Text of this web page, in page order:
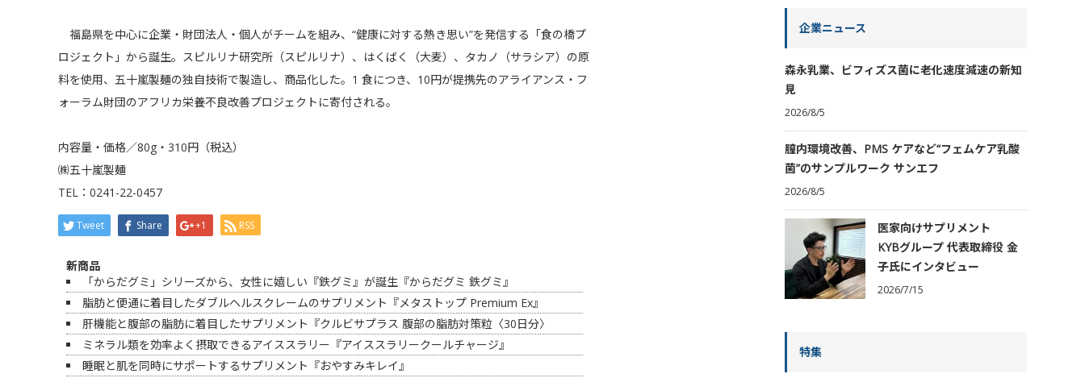
福島県を中心に企業・財団法人・個人がチームを組み、“健康に対する熱き思い”を発信する「食の橋プ
ロジェクト」から誕生。スピルリナ研究所（スピルリナ）、はくばく（大麦）、タカノ（サラシア）の原
料を使用、五十嵐製麺の独自技術で製造し、商品化した。1 食につき、10円が提携先のアライアンス・フ
ォーラム財団のアフリカ栄養不良改善プロジェクトに寄付される。
内容量・価格／80g・310円（税込）
㈱五十嵐製麺
TEL：0241-22-0457
Tweet Share +1 RSS
新商品
「からだグミ」シリーズから、女性に嬉しい『鉄グミ』が誕生『からだグミ 鉄グミ』
脂肪と便通に着目したダブルヘルスクレームのサプリメント『メタストップ Premium Ex』
肝機能と腹部の脂肪に着目したサプリメント『クルビサプラス 腹部の脂肪対策粒〈30日分〉
ミネラル類を効率よく摂取できるアイススラリー『アイススラリークールチャージ』
睡眠と肌を同時にサポートするサプリメント『おやすみキレイ』
企業ニュース
森永乳業、ビフィズス菌に老化速度減速の新知
見
2026/8/5
膣内環境改善、PMS ケアなど“フェムケア乳酸
菌”のサンプルワーク サンエフ
2026/8/5
医家向けサプリメント
KYBグループ 代表取締役 金
子氏にインタビュー
2026/7/15
特集